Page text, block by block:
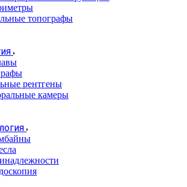
топографы
рентгены
камеры